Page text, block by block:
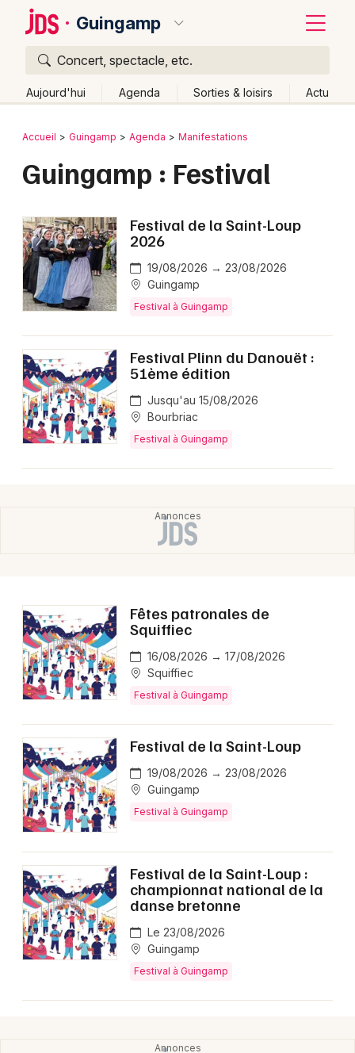
Guingamp
Concert, spectacle, etc.
Aujourd'hui Agenda Sorties & loisirs Actu
Publier un événement
Grands événements
Activité & Expérience
Manifestations
Foires & salons
Spectacles
Concerts
Sorties & loisirs
Festival dans les Côtes d'Armor
Festival en Bretagne
Newsletter des sorties
Artistes en tournée
Actus à Guingamp
Magazine à Guingamp
Bordeaux
Lille
Lyon
Marseille
Montpellier
Nantes
Nice
Retour
Accueil Guingamp Agenda Manifestations
Guingamp : Festival
Festival de la Saint-Loup
2026
19/08/2026 → 23/08/2026
Guingamp
Festival à Guingamp
Festival Plinn du Danouët :
51ème édition
Jusqu'au 15/08/2026
Bourbriac
Festival à Guingamp
Fêtes patronales de
Squiffiec
16/08/2026 → 17/08/2026
Squiffiec
Festival à Guingamp
Festival de la Saint-Loup
19/08/2026 → 23/08/2026
Guingamp
Festival à Guingamp
Festival de la Saint-Loup :
championnat national de la
danse bretonne
Le 23/08/2026
Guingamp
Festival à Guingamp
Quoi ?
Où ?
Partout
Près de moi Changer de lieu
Aujourd'hui
Demain Ce week-end